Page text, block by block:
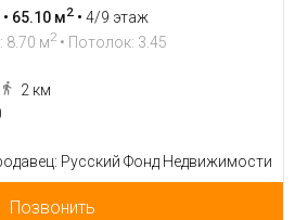
65.10 м2 • 4/9 этаж
8.70 м2 • Потолок: 3.45
2 км
Русский Фонд Недвижимости
Позвонить